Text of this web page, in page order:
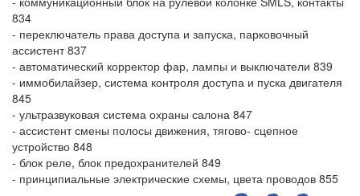
834
- переключатель права доступа и запуска, парковочный
ассистент 837
- автоматический корректор фар, лампы и выключатели 839
- иммобилайзер, система контроля доступа и пуска двигателя
845
- ультразвуковая система охраны салона 847
- ассистент смены полосы движения, тягово- сцепное
устройство 848
- блок реле, блок предохранителей 849
- принципиальные электрические схемы, цвета проводов 855